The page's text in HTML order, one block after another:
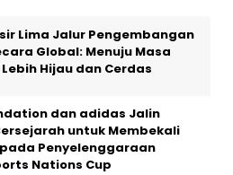
Lima Jalur Pengembangan
Global: Menuju Masa
Hijau dan Cerdas
dan adidas Jalin
untuk Membekali
Penyelenggaraan
Nations Cup